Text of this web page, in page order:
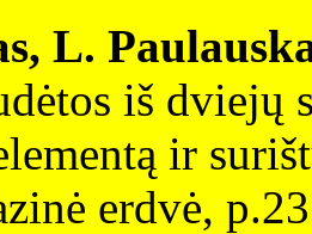
L.
iš
ir
erdvė, p.23